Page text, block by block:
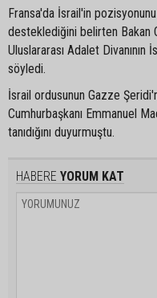
Fransa'da İsrail'in
desteklediğini belirten Bakan
Uluslararası Adalet Divanının
söyledi.
İsrail ordusunun Gazze
Cumhurbaşkanı Emmanuel
tanıdığını duyurmuştu.
HABERE YORUM KAT